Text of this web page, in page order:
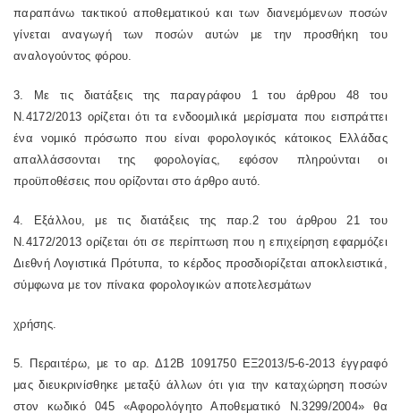
παραπάνω τακτικού αποθεματικού και των διανεμόμενων ποσών
γίνεται αναγωγή των ποσών αυτών με την προσθήκη του
αναλογούντος φόρου.
3. Με τις διατάξεις της
παραγράφου 1 του άρθρου 48 του
Ν.4172/2013 ορίζεται ότι τα ενδοομιλικά μερίσματα που εισπράττει
ένα νομικό πρόσωπο που είναι φορολογικός κάτοικος Ελλάδας
απαλλάσσονται της φορολογίας, εφόσον πληρούνται οι
προϋποθέσεις που ορίζονται στο άρθρο αυτό.
4. Εξάλλου, με τις διατάξεις της
παρ.2 του άρθρου 21 του
Ν.4172/2013 ορίζεται ότι σε περίπτωση που η επιχείρηση εφαρμόζει
Διεθνή Λογιστικά Πρότυπα, το κέρδος προσδιορίζεται αποκλειστικά,
σύμφωνα με τον πίνακα φορολογικών αποτελεσμάτων
χρήσης.
5. Περαιτέρω, με το αρ. Δ12Β 1091750 ΕΞ2013/5-6-2013 έγγραφό
μας διευκρινίσθηκε μεταξύ άλλων ότι για την καταχώρηση ποσών
στον κωδικό 045 «Αφορολόγητο Αποθεματικό Ν.3299/2004» θα